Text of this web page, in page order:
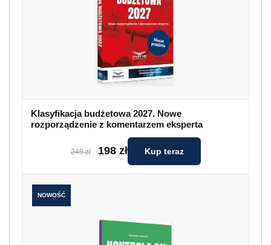
Klasyfikacja budżetowa 2027. Nowe
rozporządzenie z komentarzem eksperta
249 zł 198 zł Kup teraz
NOWOŚĆ